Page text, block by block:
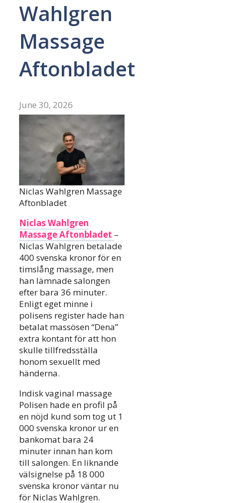
Wahlgren
Massage
Aftonbladet
June 30, 2026
Niclas Wahlgren Massage
Aftonbladet
Niclas Wahlgren
Massage Aftonbladet –
Niclas Wahlgren betalade
400 svenska kronor för en
timslång massage, men
han lämnade salongen
efter bara 36 minuter.
Enligt eget minne i
polisens register hade han
betalat massösen “Dena”
extra kontant för att hon
skulle tillfredsställa
honom sexuellt med
händerna.
Indisk vaginal massage
Polisen hade en profil på
en nöjd kund som tog ut 1
000 svenska kronor ur en
bankomat bara 24
minuter innan han kom
till salongen. En liknande
välsignelse på 18 000
svenska kronor väntar nu
för Niclas Wahlgren.